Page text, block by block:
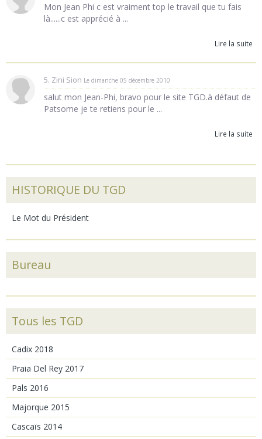
Mon Jean Phi c est vraiment top le travail que tu fais
là......c est apprécié à ...
Lire la suite
5. Zini Sion Le dimanche 05 décembre 2010
salut mon Jean-Phi, bravo pour le site TGD.à défaut de
Patsome je te retiens pour le ...
Lire la suite
HISTORIQUE DU TGD
Le Mot du Président
Bureau
Tous les TGD
Cadix 2018
Praia Del Rey 2017
Pals 2016
Majorque 2015
Cascaïs 2014